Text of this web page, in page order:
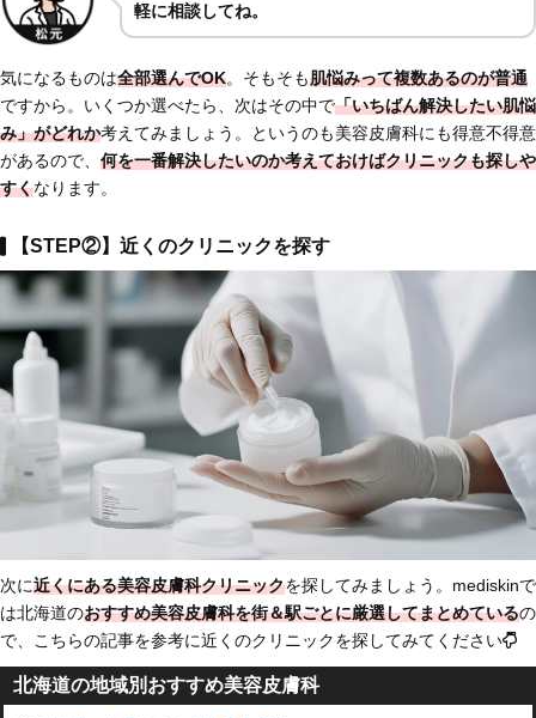
軽に相談してね。
気になるものは全部選んでOK。そもそも肌悩みって複数あるのが普通
ですから。いくつか選べたら、次はその中で「いちばん解決したい肌悩
み」がどれか考えてみましょう。というのも美容皮膚科にも得意不得意
があるので、 何を一番解決したいのか考えておけばクリニックも探しや
すくなります。
【STEP②】近くのクリニックを探す
次に近くにある美容皮膚科クリニックを探してみましょう。mediskinで
は北海道のおすすめ美容皮膚科を街＆駅ごとに厳選してまとめているの
で、こちらの記事を参考に近くのクリニックを探してみてください
北海道の地域別おすすめ美容皮膚科